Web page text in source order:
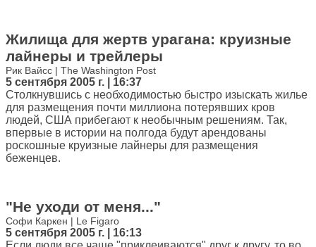
Жилища для жертв урагана: круизные
лайнеры и трейлеры
Рик Вайсс | The Washington Post
5 сентября 2005 г. | 16:37
Столкнувшись с необходимостью быстро изыскать жилье
для размещения почти миллиона потерявших кров
людей, США прибегают к необычным решениям. Так,
впервые в истории на полгода будут арендованы
роскошные круизные лайнеры для размещения
беженцев.
"Не уходи от меня..."
Софи Каркен | Le Figaro
5 сентября 2005 г. | 16:13